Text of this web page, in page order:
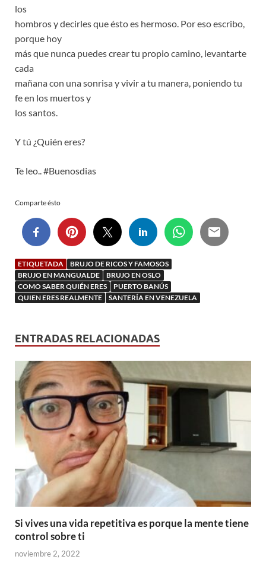
los
hombros y decirles que ésto es hermoso. Por eso escribo,
porque hoy
más que nunca puedes crear tu propio camino, levantarte
cada
mañana con una sonrisa y vivir a tu manera, poniendo tu
fe en los muertos y
los santos.
Y tú ¿Quién eres?
Te leo.. #Buenosdias
Comparte ésto
ETIQUETADA
BRUJO DE RICOS Y FAMOSOS
BRUJO EN MANGUALDE
BRUJO EN OSLO
COMO SABER QUIÉN ERES
PUERTO BANÚS
QUIEN ERES REALMENTE
SANTERÍA EN VENEZUELA
ENTRADAS RELACIONADAS
Si vives una vida repetitiva es porque la mente tiene
control sobre ti
noviembre 2, 2022